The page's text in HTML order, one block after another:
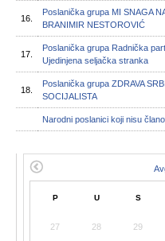
16.
Poslanička grupa MI SNAGA
BRANIMIR NESTOROVIĆ
17.
Poslanička grupa Radnička
Ujedinjena seljačka stranka
18.
Poslanička grupa ZDRAVA
SOCIJALISTA
Narodni poslanici koji nisu
P U S
27 28 29